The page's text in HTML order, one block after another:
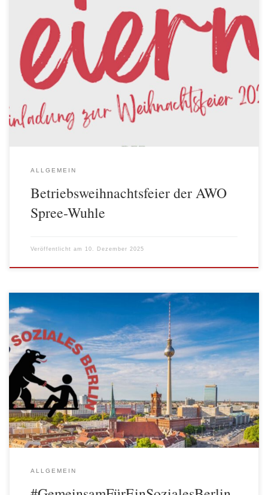
Es ist zur schönen Tradition geworden, dass Vorstand und
Geschäftsführung die Mitarbeiter*innen der AWO Spree-Wuhle
und der AWO-City gGmbH zur Jahresabschlußfeier in die
Räumlichkeiten der Heilig-Kreuz-Kirche in Kreuzberg einladen.
Das Café Pandoras bietet in den Kirchenräumen eine liebevolle
und professionelle Atmosphäre für eine solche Anlässe. Die Zeit
kurz vor dem […]
ALLGEMEIN
Betriebsweihnachtsfeier der AWO
Spree-Wuhle
Veröffentlicht am 10. Dezember 2025
Auf der Kundgebung des Bündnis
#GemeinsamFürEinSozialesBerlin am 11. September 2025 vor
dem Berliner Abgeordnetenhaus hat Wafaa El-Ayounai,
Kitaleiterin AWO Berlin KV Spree-Wuhle einen begeisternden und
kämpferischen Beitrag zur aktuellen Situation in den Berliner
Kitas gehalten. Hier ihr Beitrag: Es erfüllt mich mit Freude zu
sehen, wie viele wir sind! Ich bin […]
ALLGEMEIN